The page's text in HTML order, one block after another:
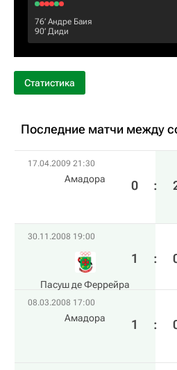
76‎’‎ Андре Баия
90‎’‎ Диди
Статистика
Последние матчи между
17.04.2009 21:30
Амадора 0 :
30.11.2008 19:00
Пасуш де Феррейра
1 :
08.03.2008 17:00
Амадора 1 :